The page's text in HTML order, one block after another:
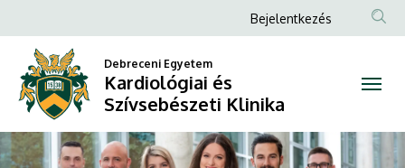
és
Szívsebészeti
Klinika
Anonim
menüje
Bejelentkezés
Debreceni Egyetem
Kardiológiai és
Szívsebészeti Klinika
DIAVETÍTÉS